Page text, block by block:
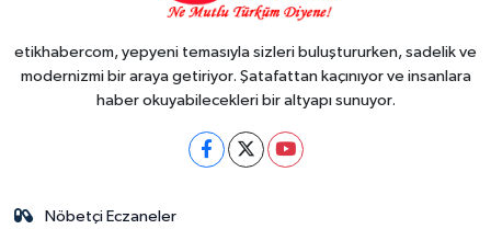
etikhabercom, yepyeni temasıyla sizleri buluştururken, sadelik ve
modernizmi bir araya getiriyor. Şatafattan kaçınıyor ve insanlara
haber okuyabilecekleri bir altyapı sunuyor.
Nöbetçi Eczaneler